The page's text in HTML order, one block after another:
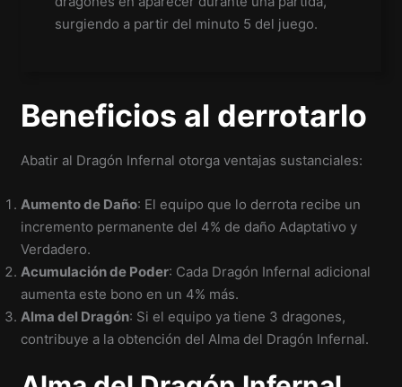
surgiendo a partir del minuto 5 del juego.
Beneficios al derrotarlo
Abatir al Dragón Infernal otorga ventajas sustanciales:
Aumento de Daño: El equipo que lo derrota recibe un
incremento permanente del 4% de daño Adaptativo y
Verdadero.
Acumulación de Poder: Cada Dragón Infernal adicional
aumenta este bono en un 4% más.
Alma del Dragón: Si el equipo ya tiene 3 dragones,
contribuye a la obtención del Alma del Dragón Infernal.